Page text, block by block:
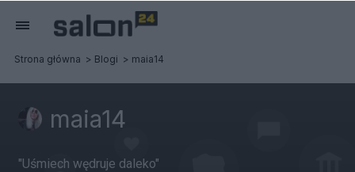
Strona główna Blogi maia14
maia14
"Uśmiech wędruje daleko"